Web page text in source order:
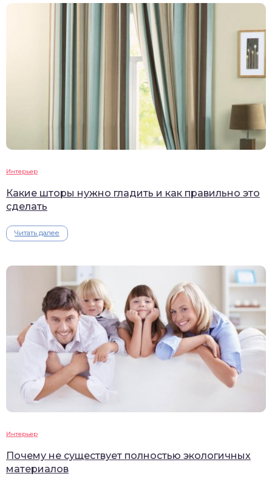
Интерьер
Какие шторы нужно гладить и как правильно это
сделать
Читать далее
Интерьер
Почему не существует полностью экологичных
материалов